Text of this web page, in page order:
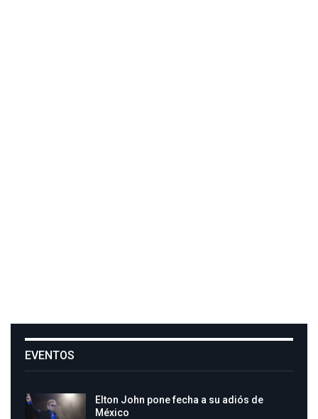
EVENTOS
Elton John pone fecha a su adiós de
México